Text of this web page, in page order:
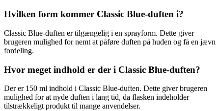
Hvilken form kommer Classic Blue-duften i?
Classic Blue-duften er tilgængelig i en sprayform. Dette giver
brugeren mulighed for nemt at påføre duften på huden og få en jævn
fordeling.
Hvor meget indhold er der i Classic Blue-duften?
Der er 150 ml indhold i Classic Blue-duften. Dette giver brugeren
mulighed for at nyde duften i lang tid, da flasken indeholder
tilstrækkeligt produkt til mange anvendelser.